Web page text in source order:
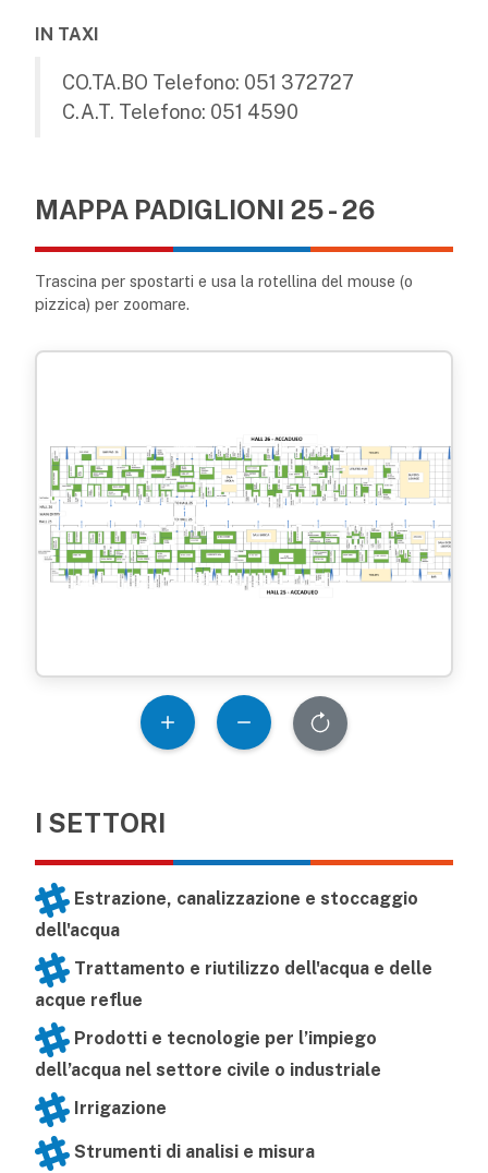
IN TAXI
CO.TA.BO Telefono: 051 372727
C.A.T. Telefono: 051 4590
MAPPA PADIGLIONI 25 - 26
Trascina per spostarti e usa la rotellina del mouse (o
pizzica) per zoomare.
I SETTORI
Estrazione, canalizzazione e stoccaggio
dell'acqua
Trattamento e riutilizzo dell'acqua e delle
acque reflue
Prodotti e tecnologie per l’impiego
dell’acqua nel settore civile o industriale
Irrigazione
Strumenti di analisi e misura